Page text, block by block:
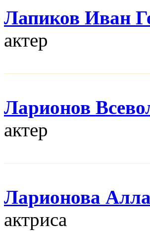
Лапиков Иван
актер
Ларионов
актер
Ларионова
актриса